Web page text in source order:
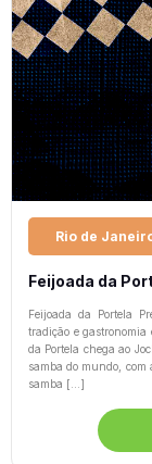
Rio de
Feijoada da
Feijoada da Portela
tradição e gastronomia
da Portela chega ao
samba do mundo, com
samba […]